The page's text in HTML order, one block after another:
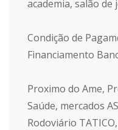
academia, salão de
Condição de
Financiamento
Proximo do Ame,
Saúde, mercados
Rodoviário TATICO,